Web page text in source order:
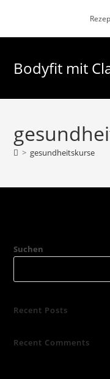
springen
Bodyfit mit
> gesundheitskurse
Suchen
Recent Posts
Recent Comments